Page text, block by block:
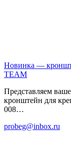
Новинка —
TEAM
Представляем
кронштейн для
008…
probeg@inbox.ru